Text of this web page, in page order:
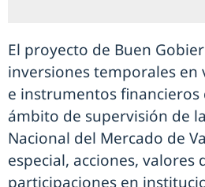
El proyecto de Buen
inversiones temporales
e instrumentos financieros
ámbito de supervisión de
Nacional del Mercado de
especial, acciones, valores
participaciones en